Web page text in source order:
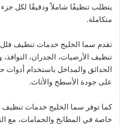
يتطلب تنظيفًا شاملاً ودقيقًا لكل
متكاملة.
تقدم سما الخليج خدمات تنظيف
تنظيف الأرضيات، الجدران،
الحدائق والمداخل باستخدام أدوات
على جودة الأسطح والأثاث.
كما توفر سما الخليج خدمات تنظيف
خاصة في المطابخ والحمامات، مع